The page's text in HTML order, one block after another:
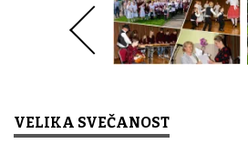
VELIKA SVEČANOST